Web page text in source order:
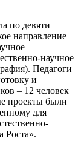
по девяти
направление
научное
Педагоги
и
– 12 человек
проекты были
для
Роста».